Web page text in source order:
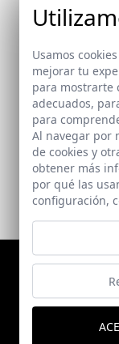
Ampliación
Getxo (Bilbao)
Usamos
mejorar tu
para mostrarte
adecuados,
para
Al navegar por
de cookies y
obtener más
por qué las
configuración,